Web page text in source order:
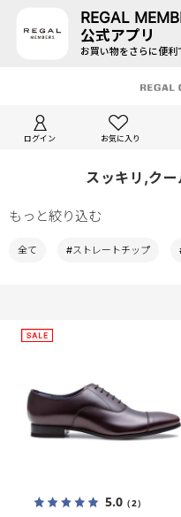
REGAL
公式アプリ
お買い物をさらに便利
ログイン お気に入り
スッキリ,ク
もっと絞り込む
全て #ストレートチップ
5.0（2）